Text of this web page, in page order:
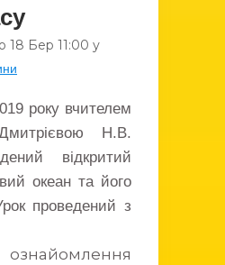
18 Бер 11:00 у
року вчителем
Дмитрієвою Н.В.
відкритий
океан та його
проведений з
ознайомлення